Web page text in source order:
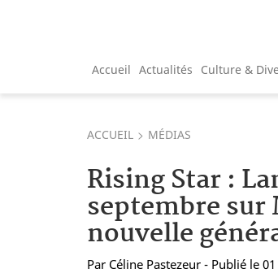
Accueil Actualités Culture &
ACCUEIL MÉDIAS
Rising Star :
septembre
nouvelle
Par Céline Pastezeur - Publié le 01